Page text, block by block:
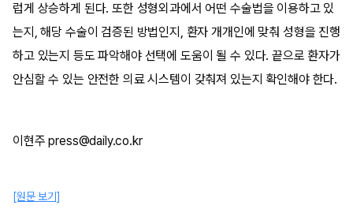
럽게 상승하게 된다. 또한 성형외과에서 어떤 수술법을 이용하고 있
는지, 해당 수술이 검증된 방법인지, 환자 개개인에 맞춰 성형을 진행
하고 있는지 등도 파악해야 선택에 도움이 될 수 있다. 끝으로 환자가
안심할 수 있는 안전한 의료 시스템이 갖춰져 있는지 확인해야 한다.
이현주 press@daily.co.kr
[원문 보기]